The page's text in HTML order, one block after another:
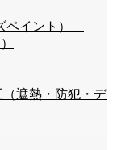
ペイント）
遮熱・防犯・デ